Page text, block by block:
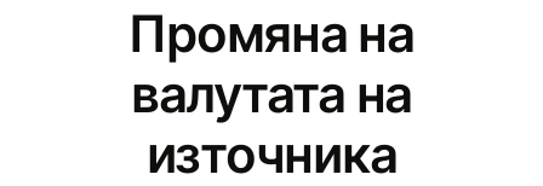
Промяна на
валутата на
източника